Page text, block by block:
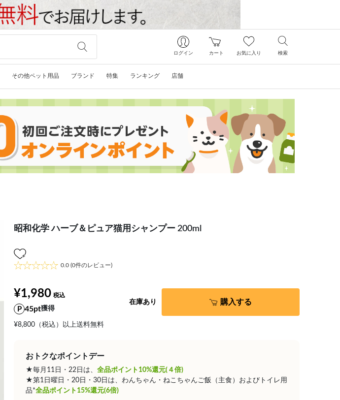
ログイン カート お気に入り 検索
その他ペット用品 ブランド 特集 ランキング 店舗
昭和化学 ハーブ＆ピュア猫用シャンプー 200ml
0.0 (0件のレビュー)
¥1,980
45pt獲得
¥8,800（税込）以上送料無料
在庫あり 購入する
おトクなポイントデー
★毎月11日・22日は、 全品ポイント10%還元(４倍)
★第1日曜日・20日・30日は、わんちゃん・ねこちゃんご飯（主食）およびトイレ用
品*全品ポイント15%還元(6倍)